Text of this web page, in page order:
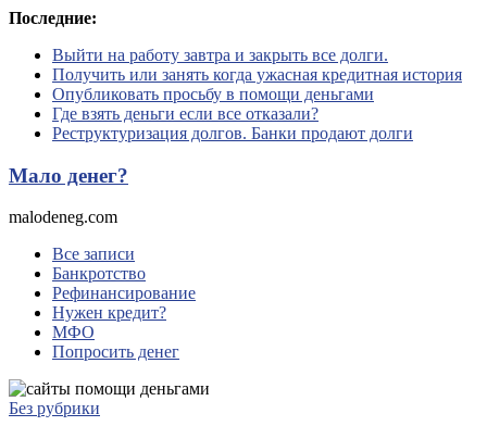
Перейти
содержимому
Последние:
Выйти на работу завтра и закрыть все долги.
Получить или занять когда ужасная кредитная история
Опубликовать просьбу в помощи деньгами
Где взять деньги если все отказали?
Реструктуризация долгов. Банки продают долги
Мало денег?
malodeneg.com
Все записи
Банкротство
Рефинансирование
Нужен кредит?
МФО
Попросить денег
Без рубрики